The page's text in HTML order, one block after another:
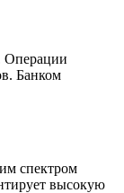
Операции
Банком
спектром
высокую